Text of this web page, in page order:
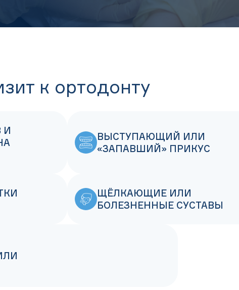
к ортодонту
И
ВЫСТУПАЮЩИЙ ИЛИ
«ЗАПАВШИЙ» ПРИКУС
ЩЁЛКАЮЩИЕ ИЛИ
БОЛЕЗНЕННЫЕ СУСТАВЫ